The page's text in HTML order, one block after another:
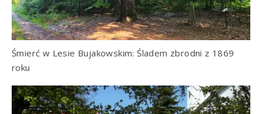
Śmierć w Lesie Bujakowskim: Śladem zbrodni z 1869
roku